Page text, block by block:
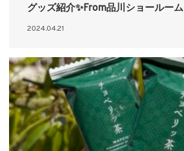
グッズ紹介✨From品川ショールーム
2024.04.21